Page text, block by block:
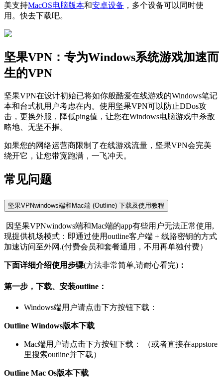
美支持MacOS电脑版本和安卓设备 ，多个设备可以同时使
用。快去下载吧。
坚果VPN：专为Windows系统游戏加速而
生的VPN
坚果VPN在设计初始已将如你般酷爱在线游戏的Windows笔记
本和台式机用户考虑在内。使用坚果VPN可以防止DDos攻
击，更换外服，降低ping值，让您在Windows电脑游戏中杀敌
略地、无坚不摧。
如果您的网络运营商限制了在线游戏流量，坚果VPN会完美
绕开它，让您带宽跑满，一飞冲天。
常见问题
坚果VPNwindows端和Mac端 (Outline) 下载及使用教程
因坚果VPNwindows端和Mac端的app有些用户无法正常使用,
现提供机场模式：即通过使用outline客户端 + 线路密钥的方式
加速访问至外网.(付费会员和套餐通用，不用再单独付费）
下面详细介绍使用步骤(方法非常简单,请耐心看完) ：
第一步，下载、安装outline：
Windows端用户请点击下方按钮下载：
Outline Windows版本下载
Mac端用户请点击下方按钮下载： （或者直接在appstore
里搜索outline并下载）
Outline Mac Os版本下载